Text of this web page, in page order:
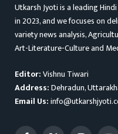
Utkarsh Jyoti is a leading
in 2023, and we focuses on
variety news analysis,
Art-Literature-Culture and
Editor:Vishnu Tiwari
Address:Dehradun,
Email Us: